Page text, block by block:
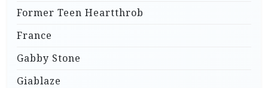
Former Teen Heartthrob
France
Gabby Stone
Giablaze